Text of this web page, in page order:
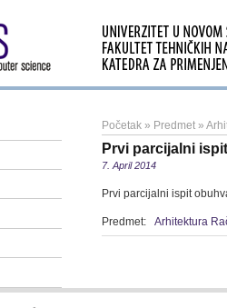
Početak » Predmet »
Prvi parcijalni ispit
7. April 2014
Prvi parcijalni ispit
Predmet: Arhitektura